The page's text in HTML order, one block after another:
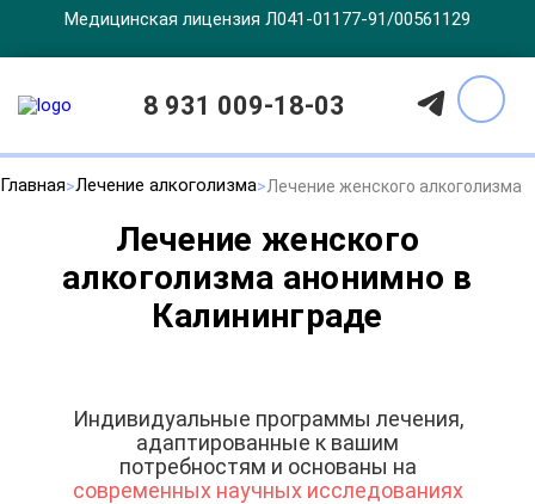
Медицинская лицензия Л041-01177-91/00561129
8 931 009-18-03
Главная Лечение алкоголизма Лечение женского алкоголизма
Лечение женского
алкоголизма анонимно в
Калининграде
Индивидуальные программы лечения,
адаптированные к вашим
потребностям и основаны на
современных научных исследованиях